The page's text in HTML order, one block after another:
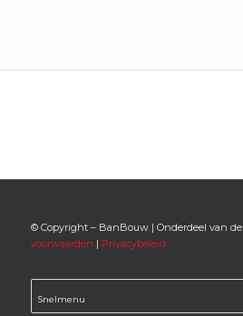
© Copyright – BanBouw | Onderdeel van de
voorwaarden | Privacybeleid